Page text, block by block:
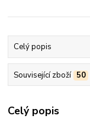
Celý popis
Související zboží 50
Celý popis